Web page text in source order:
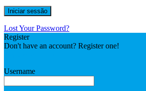
Lost Your Password?
Register
Don't have an account? Register one!
Username